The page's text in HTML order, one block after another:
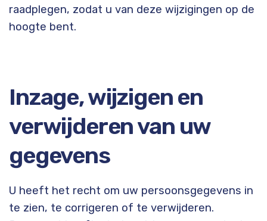
raadplegen, zodat u van deze wijzigingen op de
hoogte bent.
Inzage, wijzigen en
verwijderen van uw
gegevens
U heeft het recht om uw persoonsgegevens in
te zien, te corrigeren of te verwijderen.